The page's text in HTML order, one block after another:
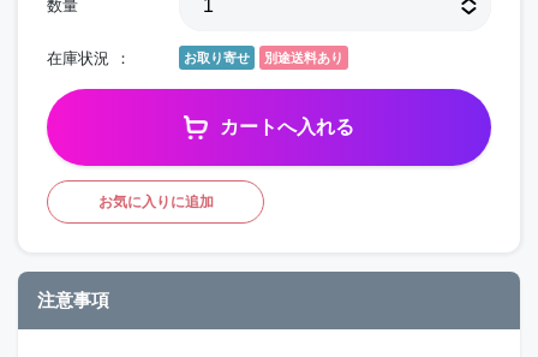
数量
在庫状況 お取り寄せ 別途送料あり
カートへ入れる
お気に入りに追加
注意事項